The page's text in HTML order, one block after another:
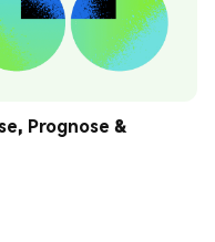
Prognose &